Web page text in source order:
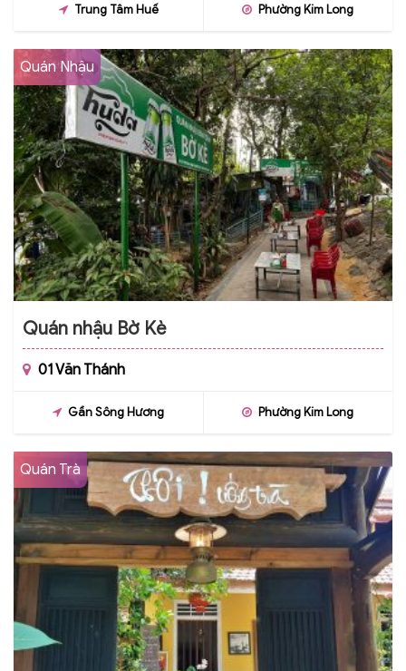
Trung Tâm Huế Phường Kim Long
Quán Nhậu
Quán nhậu Bờ Kè
01 Văn Thánh
Gần Sông Hương Phường Kim Long
Quán Trà